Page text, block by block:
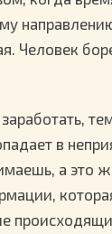
Человек
в
а это